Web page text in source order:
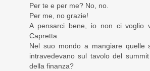
Per te e per me? No, no.
Per me, no grazie!
A pensarci bene, io non ci voglio
Capretta.
Nel suo mondo a mangiare quelle
intravedevano sul tavolo del
della finanza?